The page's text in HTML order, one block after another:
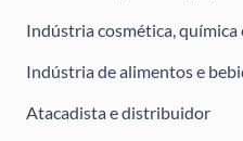
Indústria cosmética, química
Indústria de alimentos e
Atacadista e distribuidor